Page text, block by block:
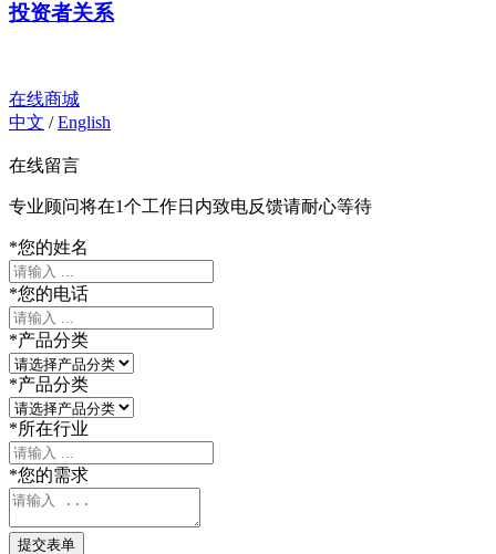
投资者关系
在线商城
中文 /English
在线留言
专业顾问将在1个工作日内致电反馈请耐心等待
*您的姓名
*您的电话
*产品分类
*产品分类
*所在行业
*您的需求
提交表单